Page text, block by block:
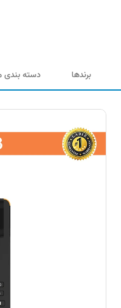
برندها دسته